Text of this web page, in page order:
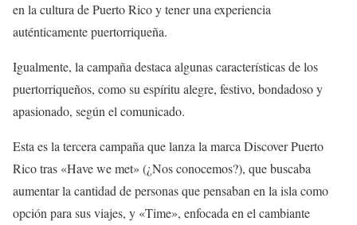
en la cultura de Puerto Rico y tener una experiencia
auténticamente puertorriqueña.
Igualmente, la campaña destaca algunas características de los
puertorriqueños, como su espíritu alegre, festivo, bondadoso y
apasionado, según el comunicado.
Esta es la tercera campaña que lanza la marca Discover Puerto
Rico tras «Have we met» (¿Nos conocemos?), que buscaba
aumentar la cantidad de personas que pensaban en la isla como
opción para sus viajes, y «Time», enfocada en el cambiante